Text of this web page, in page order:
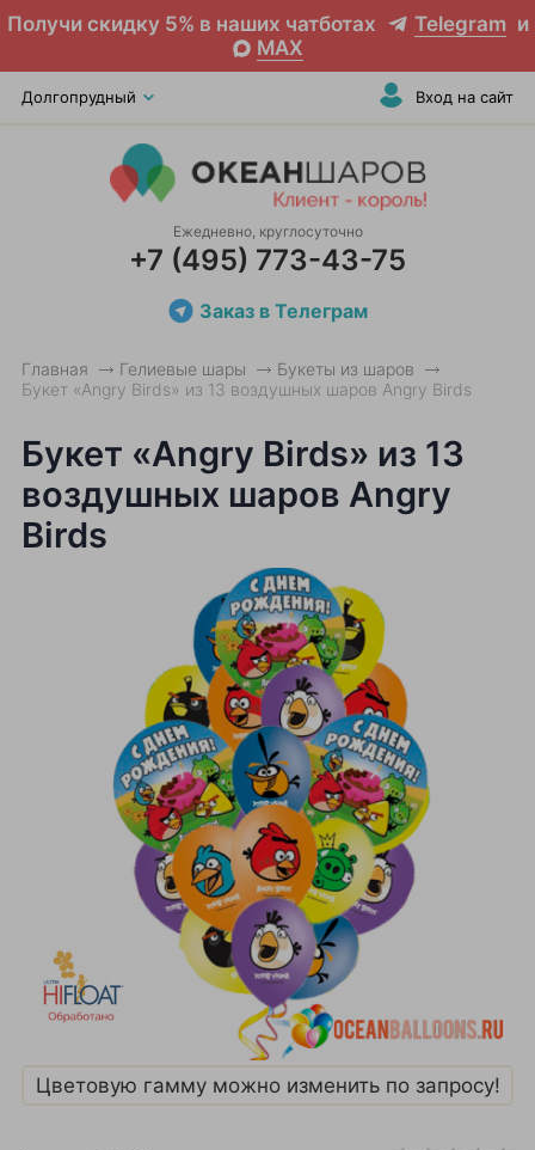
Получи скидку 5% в наших чатботах Telegram и
MAX
Долгопрудный Вход на сайт
Ежедневно, круглосуточно
+7 (495) 773-43-75
Заказ в Телеграм
Главная Гелиевые шары
Букеты из шаров
Букет «Angry Birds» из 13 воздушных шаров Angry Birds
Букет «Angry Birds» из 13
воздушных шаров Angry
Birds
Цветовую гамму можно изменить по запросу!